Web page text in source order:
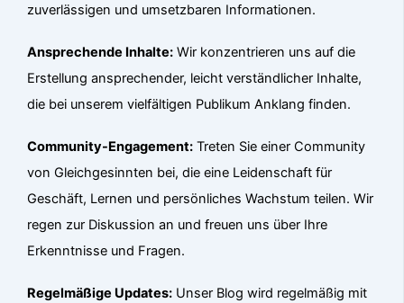
zuverlässigen und umsetzbaren Informationen.
Ansprechende Inhalte: Wir konzentrieren uns auf die
Erstellung ansprechender, leicht verständlicher Inhalte,
die bei unserem vielfältigen Publikum Anklang finden.
Community-Engagement: Treten Sie einer Community
von Gleichgesinnten bei, die eine Leidenschaft für
Geschäft, Lernen und persönliches Wachstum teilen. Wir
regen zur Diskussion an und freuen uns über Ihre
Erkenntnisse und Fragen.
Regelmäßige Updates: Unser Blog wird regelmäßig mit